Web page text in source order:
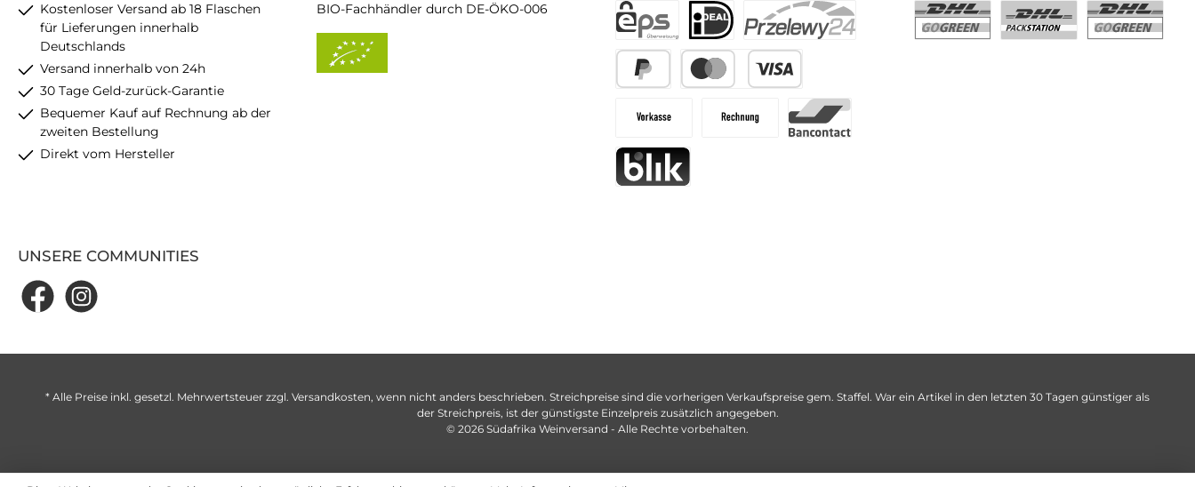
Kostenloser Versand ab 18 Flaschen
für Lieferungen innerhalb
Deutschlands
Versand innerhalb von 24h
30 Tage Geld-zurück-Garantie
Bequemer Kauf auf Rechnung ab der
zweiten Bestellung
Direkt vom Hersteller
BIO-Fachhändler durch DE-ÖKO-006
UNSERE COMMUNITIES
* Alle Preise inkl. gesetzl. Mehrwertsteuer zzgl. Versandkosten, wenn nicht anders beschrieben. Streichpreise sind die vorherigen Verkaufspreise gem. Staffel. War ein Artikel in den letzten 30 Tagen günstiger als
der Streichpreis, ist der günstigste Einzelpreis zusätzlich angegeben.
© 2026 Südafrika Weinversand - Alle Rechte vorbehalten.